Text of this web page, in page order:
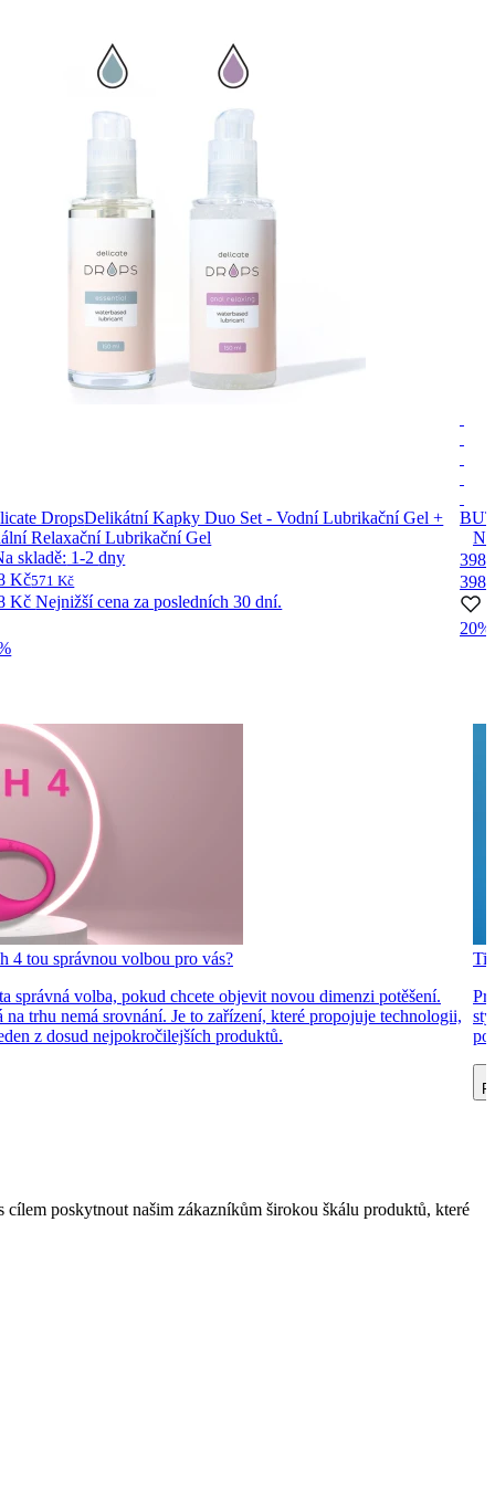
DropsDelikátní Kapky Duo Set - Vodní Lubrikační Gel +
Relaxační Lubrikační Gel
skladě: 1-2dny
Kč571 Kč
KčNejnižší cena za posledních 30 dní.
398
398
20%
4 tou správnou volbou pro vás?
správná volba, pokud chcete objevit novou dimenzi potěšení.
trhu nemá srovnání. Je to zařízení, které propojuje technologii,
z dosud nejpokročilejších produktů.
poskytnout našim zákazníkům širokou škálu produktů, které